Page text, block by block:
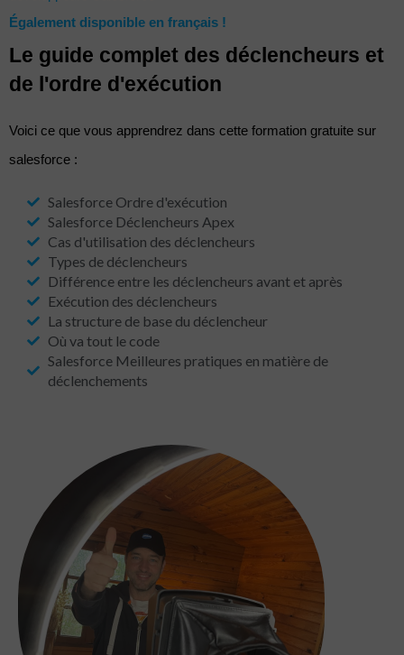
Également disponible en français !
Le guide complet des déclencheurs et
de l'ordre d'exécution
Voici ce que vous apprendrez dans cette formation gratuite sur
salesforce :
Salesforce Ordre d'exécution
Salesforce Déclencheurs Apex
Cas d'utilisation des déclencheurs
Types de déclencheurs
Différence entre les déclencheurs avant et après
Exécution des déclencheurs
La structure de base du déclencheur
Où va tout le code
Salesforce Meilleures pratiques en matière de
déclenchements